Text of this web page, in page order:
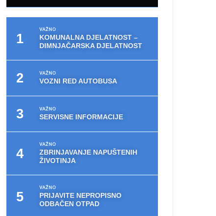
VAŽNO
KOMUNALNA DJELATNOST –
DIMNJAČARSKA DJELATNOST
VAŽNO
VOZNI RED AUTOBUSA
VAŽNO
SERVISNE INFORMACIJE
VAŽNO
ZBRINJAVANJE NAPUŠTENIH
ŽIVOTINJA
VAŽNO
PRIJAVITE NEPROPISNO
ODBAČEN OTPAD